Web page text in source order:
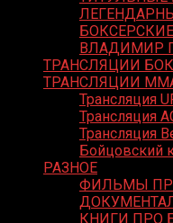
ВЛАДИМИР
ТРАНСЛЯЦИИ
ТРАНСЛЯЦИИ
Трансляция
Трансляция
Трансляция
Бойцовский
РАЗНОЕ
ФИЛЬМЫ
КНИГИ ПРО